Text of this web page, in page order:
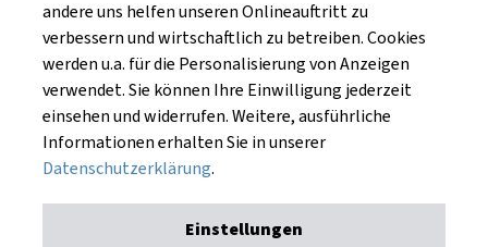
Kaack Terminhandel GmbH
Am Markt 8
49661 Cloppenburg
Datenschutzerklärung
andere uns helfen unseren Onlineauftritt zu
verbessern und wirtschaftlich zu betreiben. Cookies
werden u.a. für die Personalisierung von Anzeigen
verwendet. Sie können Ihre Einwilligung jederzeit
einsehen und widerrufen. Weitere, ausführliche
Informationen erhalten Sie in unserer
Datenschutzerklärung.
Einstellungen